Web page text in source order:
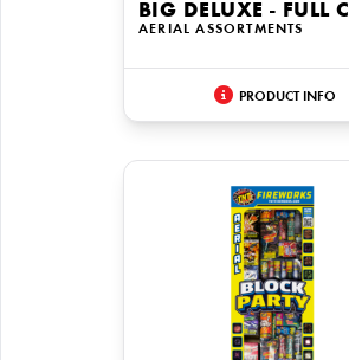
BIG DELUXE - FULL C
AERIAL ASSORTMENTS
PRODUCT INFO